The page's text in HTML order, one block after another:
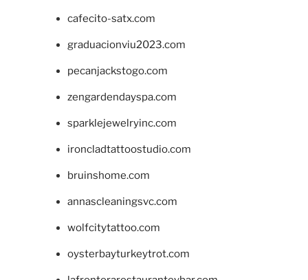
cafecito-satx.com
graduacionviu2023.com
pecanjackstogo.com
zengardendayspa.com
sparklejewelryinc.com
ironcladtattoostudio.com
bruinshome.com
annascleaningsvc.com
wolfcitytattoo.com
oysterbayturkeytrot.com